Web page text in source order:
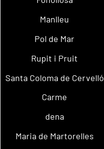
Manlleu
Pol de Mar
Rupit i Pruit
Santa Coloma de Cervelló
Carme
dena
Maria de Martorelles